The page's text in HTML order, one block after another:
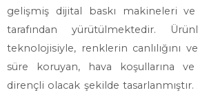
gelişmiş dijital baskı makineleri
tarafından yürütülmektedir.
teknolojisiyle, renklerin canlılığını ve
süre koruyan, hava koşullarına ve
dirençli olacak şekilde